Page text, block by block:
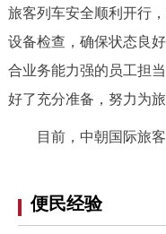
ENGLISH
DEUTSCH
旅客列车安全顺利开行
设备检查，确保状态良
合业务能力强的员工担
好了充分准备，努力为
目前，中朝国际旅客
便民经验